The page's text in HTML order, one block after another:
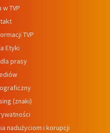
TVP
TVP
Etyki
prasy
(znaki)
nadużyciom i korupcji